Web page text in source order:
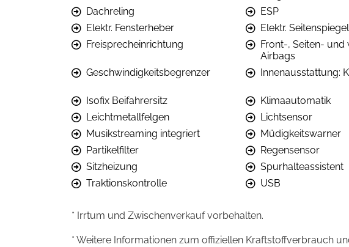
Dachreling
ESP
Elektr. Fensterheber
Elektr. Seitenspiegel
Freisprecheinrichtung
Front-, Seiten- und
Airbags
Geschwindigkeitsbegrenzer Innenausstattung:
Isofix Beifahrersitz Klimaautomatik
Leichtmetallfelgen
Lichtsensor
Musikstreaming integriert
Müdigkeitswarner
Partikelfilter
Regensensor
Sitzheizung
Spurhalteassistent
Traktionskontrolle
USB
* Irrtum und Zwischenverkauf vorbehalten.
* Weitere Informationen zum offiziellen Kraftstoffverbrauch